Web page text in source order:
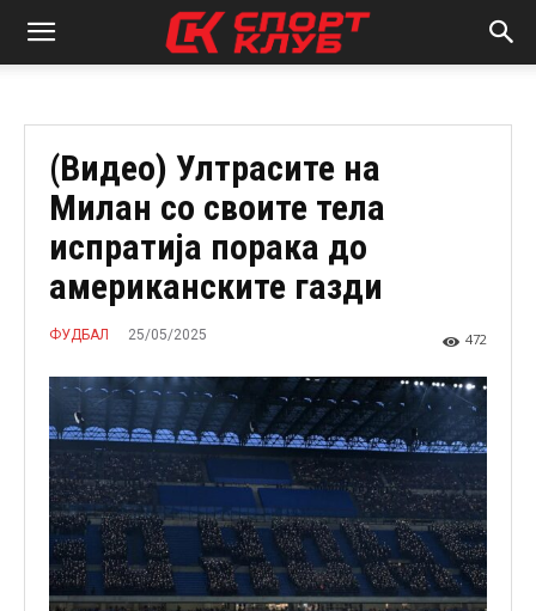
(Видео) Ултрасите на
Милан со своите тела
испратија порака до
американските газди
ФУДБАЛ 25/05/2025 472